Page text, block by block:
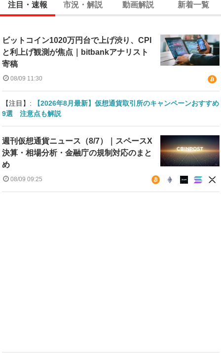
注目・速報 市況・解説 動画解説 新着一覧
ビットコイン1020万円台で上げ渋り、CPI
と利上げ観測が焦点｜bitbankアナリスト
寄稿
08/09 11:30
【注目】:
【2026年8月最新】仮想通貨取引所のキャンペーンおすすめ
9選 注意点も解説
週刊仮想通貨ニュース（8/7）｜スペースX
決算・相場分析・金融庁の規制対応のまと
め
08/09 09:25